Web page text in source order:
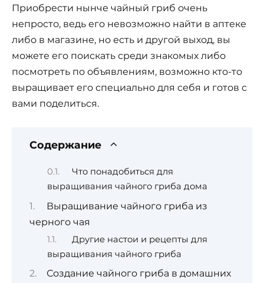
Приобрести нынче чайный гриб очень
непросто, ведь его невозможно найти в аптеке
либо в магазине, но есть и другой выход, вы
можете его поискать среди знакомых либо
посмотреть по объявлениям, возможно кто-то
выращивает его специально для себя и готов с
вами поделиться.
Содержание
Что понадобиться для
выращивания чайного гриба дома
Выращивание чайного гриба из
черного чая
Другие настои и рецепты для
выращивания чайного гриба
Создание чайного гриба в домашних